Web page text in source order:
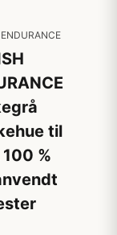
til
100 %